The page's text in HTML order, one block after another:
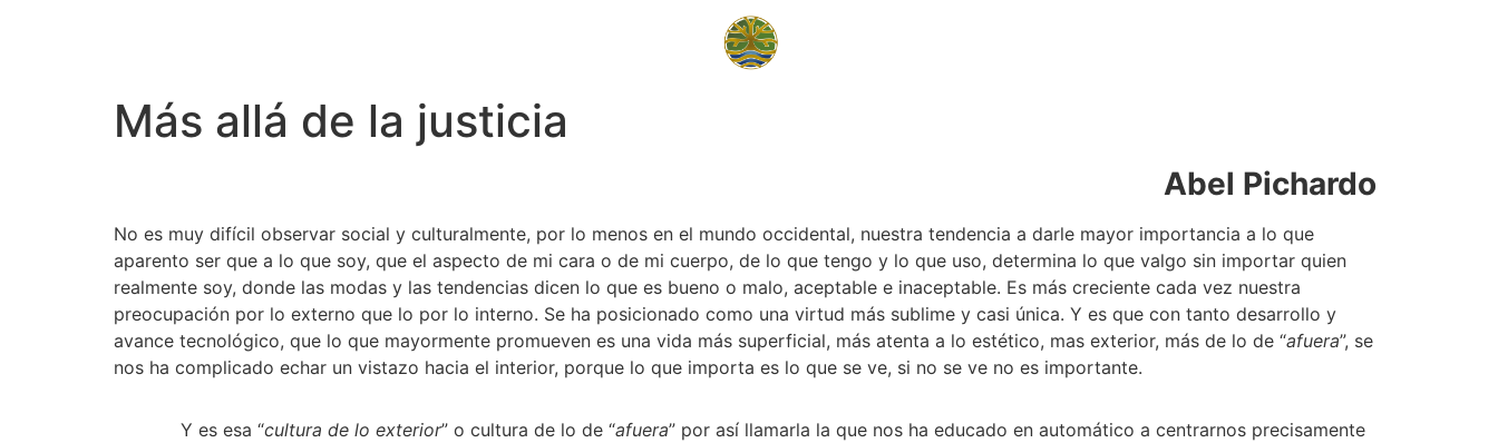
Más allá de la justicia
Abel Pichardo
No es muy difícil observar social y culturalmente, por lo menos en el mundo occidental, nuestra tendencia a darle mayor importancia a lo que
aparento ser que a lo que soy, que el aspecto de mi cara o de mi cuerpo, de lo que tengo y lo que uso, determina lo que valgo sin importar quien
realmente soy, donde las modas y las tendencias dicen lo que es bueno o malo, aceptable e inaceptable. Es más creciente cada vez nuestra
preocupación por lo externo que lo por lo interno. Se ha posicionado como una virtud más sublime y casi única. Y es que con tanto desarrollo y
avance tecnológico, que lo que mayormente promueven es una vida más superficial, más atenta a lo estético, mas exterior, más de lo de “afuera”, se
nos ha complicado echar un vistazo hacia el interior, porque lo que importa es lo que se ve, si no se ve no es importante.
Y es esa “cultura de lo exterior” o cultura de lo de “afuera” por así llamarla la que nos ha educado en automático a centrarnos precisamente